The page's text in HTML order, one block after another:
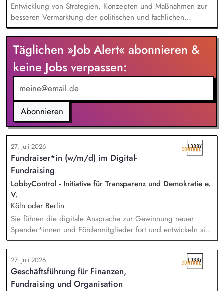
Entwicklung von Strategien, Konzepten und Maßnahmen zur
besseren Vermarktung der politischen und fachlichen
Aktivitäten des BUND Baden-Württemberg, Beratung,
Unterstützung und Qualifizierung der Haupt- und
Ehrenamtlichen im BUND zur Verbesserung der öffentlichen
Sichtbarkeit des BUND, Konzeptionelle Begleitung des
BUND-Auftritts bei Veranstaltungen, Aktionen u.ä.
Täglichen »Job Alert« abonnieren &
keine Jobs verpassen:
Abonnieren
27. Juli 2026
Fundraiser*in (w/m/d) im Digital-
Fundraising
LobbyControl - Initiative für Transparenz und Demokratie e.
V.
Köln oder Berlin
Sie führen die digitale Ansprache zur Gewinnung neuer
Spender*innen und Fördermitglieder fort und entwickeln sie
weiter. Sie sind verantwortlich für unsere E-Mailings und
steuern diese ganzheitlich - angefangen bei der Planung,
Zielgruppensegmentierung und Themenauswahl übers Texten
bis hin zur technischen Abwicklung und deren
kontinuierlichen Optimierung und Weiterentwicklung.
27. Juli 2026
Geschäftsführung für Finanzen,
Fundraising und Organisation